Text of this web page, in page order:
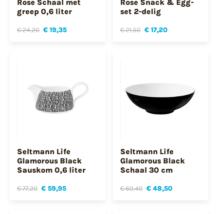
Rose Schaal met
greep 0,6 liter
€ 24,20 € 19,35
Rose Snack & Egg-
set 2-delig
€ 21,50 € 17,20
Seltmann Life
Glamorous Black
Sauskom 0,6 liter
€ 77,20 € 59,95
Seltmann Life
Glamorous Black
Schaal 30 cm
€ 60,40 € 48,50